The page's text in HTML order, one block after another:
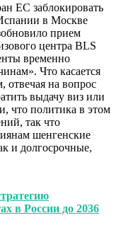
ЕС заблокировать
в Москве
прием
центра BLS
временно
Что касается
отвечая на вопрос
выдачу виз или
что политика в этом
так что
шенгенские
и долгосрочные,
в России до 2036